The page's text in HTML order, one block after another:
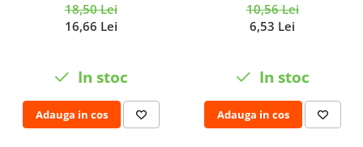
18,50 Lei
16,66 Lei
In stoc
Adauga in cos
10,56 Lei
6,53 Lei
In stoc
Adauga in cos